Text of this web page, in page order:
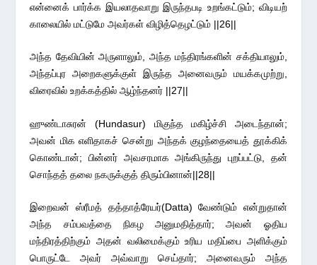
என்னைக் பார்க்க இயலாதவாறு இருந்தபடி உறங்கட்டும்; விடியற்
காலையில் மட்டுமே அவர்கள் விழித்தெழட்டும் ||26||
அந்த தேவியின் அருளாலும், அந்த மந்திரங்களின் சக்தியாலும்,
அந்தப்புர அறைகளுக்குள் இருந்த அனைவரும் மயக்கமுற்று,
விரைவில் உறக்கத்தில் ஆழ்ந்தனர் ||27||
ஹுண்டாசுரன் (Hundasur) மிகுந்த மகிழ்ச்சி அடைந்தான்;
அவன் மிக எளிதாகச் சென்று அந்தக் குழந்தையைத் தூக்கிக்
கொண்டான்; பின்னர் அவசரமாக அங்கிருந்து புறப்பட்டு, தன்
சொந்தத் தலை நகருக்குத் திரும்பினான்||28||
இறைவன் ஸ்ரீமத் தத்தாத்ரேயர்(Datta) வேண்டும் என்றுதான்
அந்த சம்பவத்தை நிகழ அனுமதித்தார்; அவன் ஓதிய
மந்திரத்திற்கும் அதன் வலிமைக்கும் உரிய மதிப்பை அளிக்கும்
பொருட்டே அவர் அவ்வாறு செய்தார்; அனைவரும் அந்த